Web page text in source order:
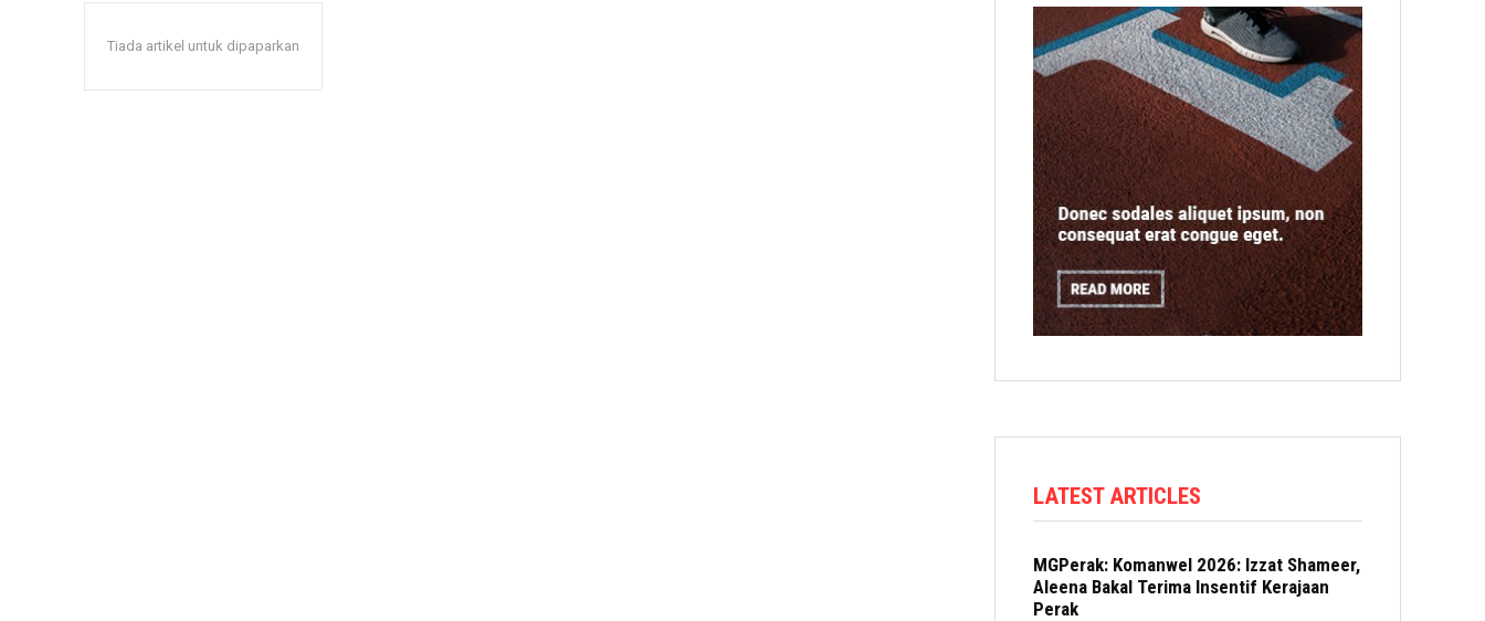
Tiada artikel untuk dipaparkan
LATEST ARTICLES
MGPerak: Komanwel 2026: Izzat Shameer,
Aleena Bakal Terima Insentif Kerajaan
Perak